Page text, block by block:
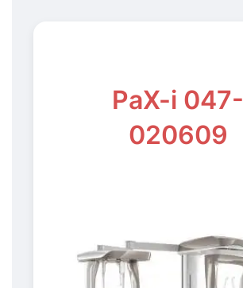
PaX-i 047-
020609